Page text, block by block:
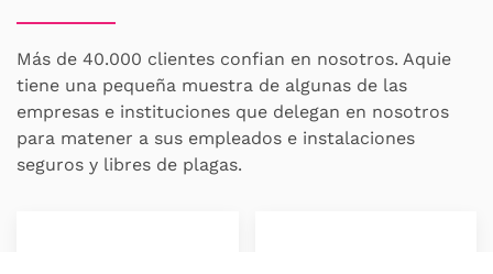
Más de 40.000 clientes confian en nosotros. Aquie
tiene una pequeña muestra de algunas de las
empresas e instituciones que delegan en nosotros
para matener a sus empleados e instalaciones
seguros y libres de plagas.